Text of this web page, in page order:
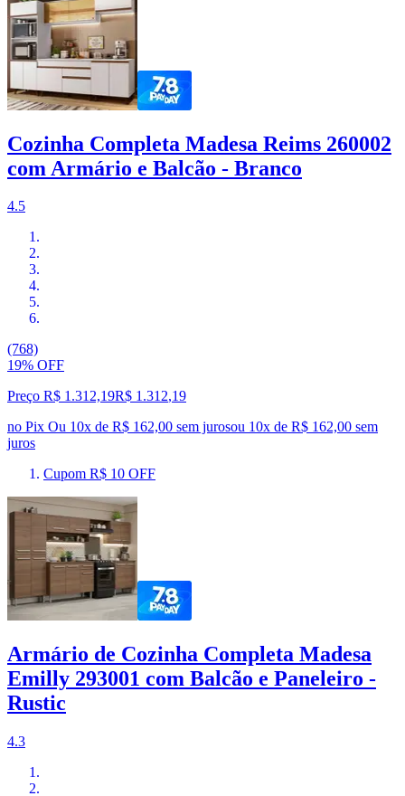
Cozinha Completa Madesa Reims 260002
com Armário e Balcão - Branco
4.5
(768)
19% OFF
Preço R$ 1.312,19R$ 1.312,19
no Pix Ou 10x de R$ 162,00 sem jurosou 10x de R$ 162,00 sem
juros
Cupom R$ 10 OFF
Armário de Cozinha Completa Madesa
Emilly 293001 com Balcão e Paneleiro -
Rustic
4.3